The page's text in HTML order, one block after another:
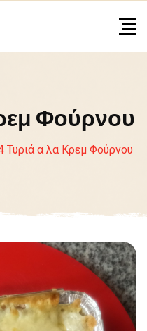
Φούρνου
Τυριά α λα Κρεμ Φούρνου